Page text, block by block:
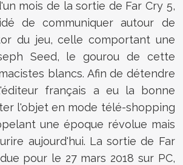
mois de la sortie de Far Cry 5,
de communiquer autour de
du jeu, celle comportant une
Seed, le gourou de cette
blancs. Afin de détendre
français a eu la bonne
l'objet en mode télé-shopping
une époque révolue mais
aujourd'hui. La sortie de Far
pour le 27 mars 2018 sur PC,